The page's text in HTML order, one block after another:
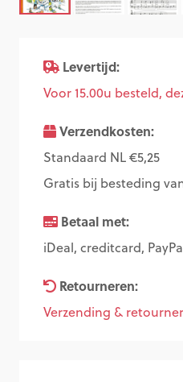
Levertijd:
Voor 15.00u besteld,
Verzendkosten:
Standaard NL €5,25
Gratis bij besteding
Betaal met:
iDeal, creditcard,
Retourneren:
Verzending &